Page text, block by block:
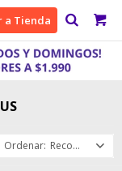
a Tienda
Recomendados